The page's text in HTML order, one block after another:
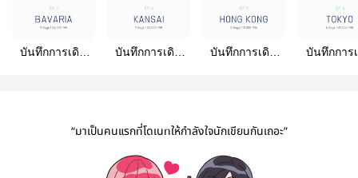
บันทึกการเดิน
บันทึกการเดิน
บันทึกการเดิน
บันทึกการ
“มาเป็นคนแรกที่โดเนทให้กำลังใจนักเขียนกันเถอะ”